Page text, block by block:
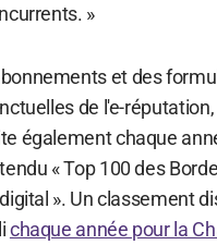
»
et des
de l'e-réputation,
également chaque
« Top 100 des
». Un classement
chaque année pour la